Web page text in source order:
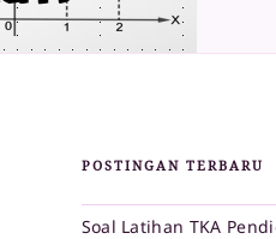
POSTINGAN TERBARU
Soal Latihan TKA